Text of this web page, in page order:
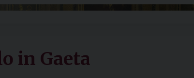
in Gaeta